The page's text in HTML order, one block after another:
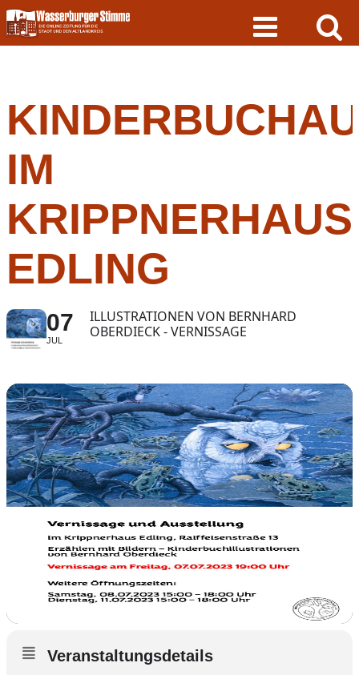
Skip
to
content
IM
KRIPPNERHAUS
EDLING
07
JUL
ILLUSTRATIONEN VON BERNHARD
OBERDIECK - VERNISSAGE
Veranstaltungsdetails